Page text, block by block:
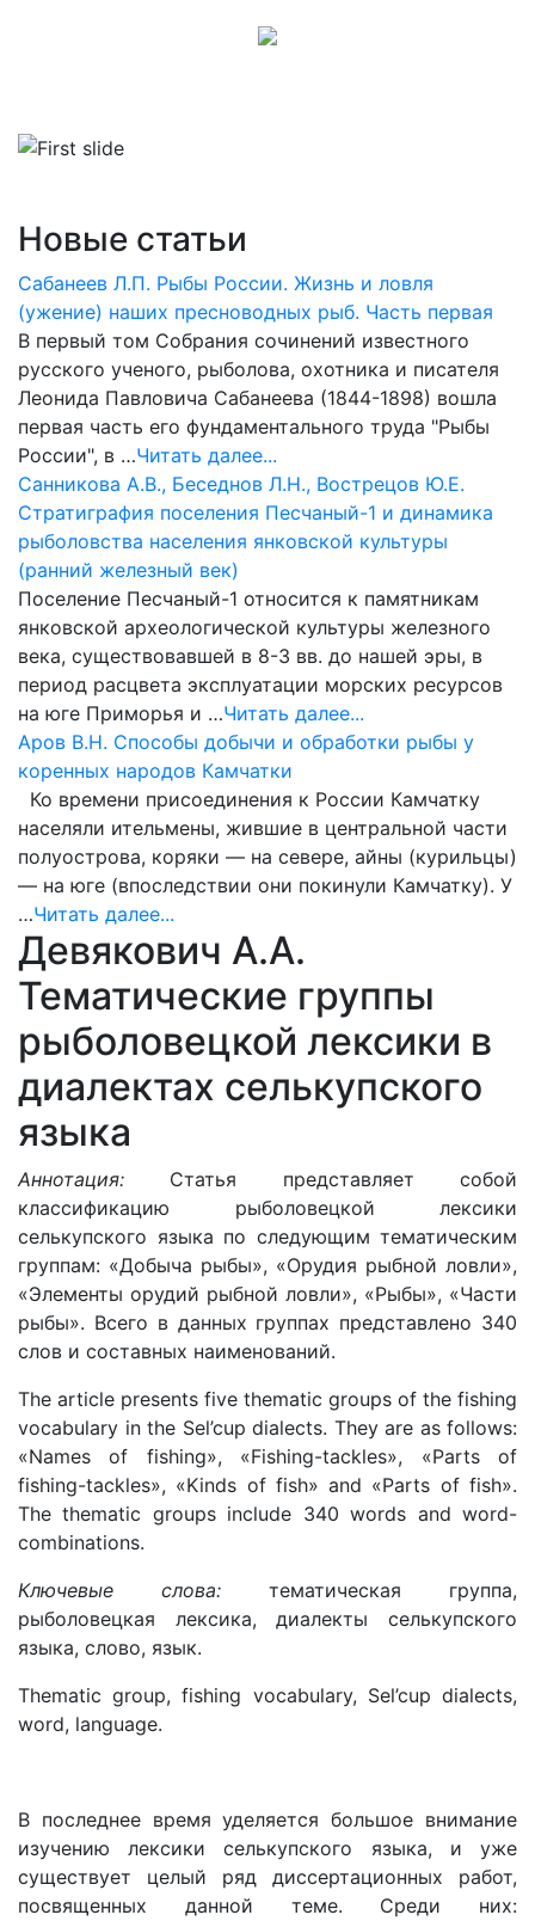
Новые статьи
Сабанеев Л.П. Рыбы России. Жизнь и ловля
(ужение) наших пресноводных рыб. Часть первая
В первый том Собрания сочинений известного
русского ученого, рыболова, охотника и писателя
Леонида Павловича Сабанеева (1844-1898) вошла
первая часть его фундаментального труда "Рыбы
России", в …Читать далее...
Санникова А.В., Беседнов Л.Н., Вострецов Ю.Е.
Стратиграфия поселения Песчаный-1 и динамика
рыболовства населения янковской культуры
(ранний железный век)
Поселение Песчаный-1 относится к памятникам
янковской археологической культуры железного
века, существовавшей в 8-3 вв. до нашей эры, в
период расцвета эксплуатации морских ресурсов
на юге Приморья и …Читать далее...
Аров В.Н. Способы добычи и обработки рыбы у
коренных народов Камчатки
Ко времени присоединения к России Камчатку
населяли ительмены, жившие в центральной части
полуострова, коряки — на севере, айны (курильцы)
— на юге (впоследствии они покинули Камчатку). У
…Читать далее...
Девякович А.А.
Тематические группы
рыболовецкой лексики в
диалектах селькупского
языка
Аннотация: Статья представляет собой
классификацию рыболовецкой лексики
селькупского языка по следующим тематическим
группам: «Добыча рыбы», «Орудия рыбной ловли»,
«Элементы орудий рыбной ловли», «Рыбы», «Части
рыбы». Всего в данных группах представлено 340
слов и составных наименований.
The article presents five thematic groups of the fishing
vocabulary in the Sel’cup dialects. They are as follows:
«Names of fishing», «Fishing-tackles», «Parts of
fishing-tackles», «Kinds of fish» and «Parts of fish».
The thematic groups include 340 words and word-
combinations.
Ключевые слова: тематическая группа,
рыболовецкая лексика, диалекты селькупского
языка, слово, язык.
Thematic group, fishing vocabulary, Sel’cup dialects,
word, language.
В последнее время уделяется большое внимание
изучению лексики селькупского языка, и уже
существует целый ряд диссертационных работ,
посвященных данной теме. Среди них: